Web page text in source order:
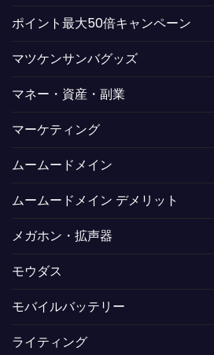
ポイント最大50倍キャンペーン
マツケンサンバグッズ
マネー・資産・副業
マーケティング
ムームードメイン
ムームードメイン デメリット
メガホン・拡声器
モウダス
モバイルバッテリー
ライティング